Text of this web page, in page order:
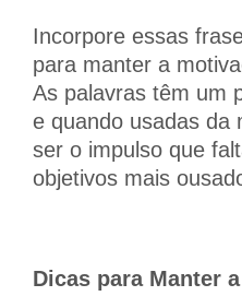
Incorpore essas
para manter a
As palavras têm um
e quando usadas da
ser o impulso que
objetivos mais
Dicas para Manter